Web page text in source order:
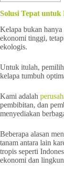
Solusi Tepat
Kelapa bukan
ekonomi tinggi,
ekologis.
Untuk itulah,
kelapa tumbuh
Kami adalah
pembibitan, dan
menyediakan
Beberapa alasan
tanam antara lain
tropis seperti
ekonomi dan